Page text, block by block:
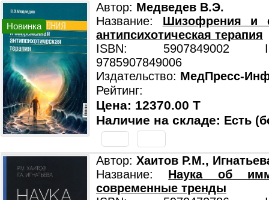
Новинка
Автор: Медведев В.Э.
Название: Шизофрения и
антипсихотическая терапия
ISBN: 5907849002
9785907849006
Издательство: МедПресс-
Рейтинг:
Цена: 12370.00 T
Наличие на складе: Есть
Автор: Хаитов Р.М.,
Название: Наука об
современные тренды